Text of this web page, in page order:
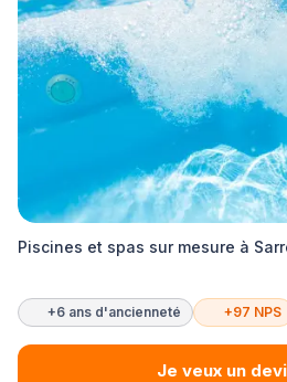
Piscines et spas sur mesure à
+6 ans d'ancienneté +97 NPS
Je veux un